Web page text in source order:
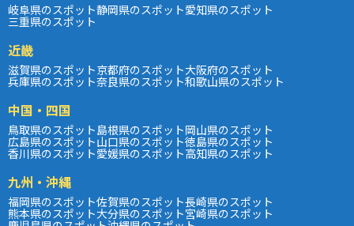
岐阜県のスポット静岡県のスポット愛知県のスポット
三重県のスポット
近畿
滋賀県のスポット京都府のスポット大阪府のスポット
兵庫県のスポット奈良県のスポット和歌山県のスポット
中国・四国
鳥取県のスポット島根県のスポット岡山県のスポット
広島県のスポット山口県のスポット徳島県のスポット
香川県のスポット愛媛県のスポット高知県のスポット
九州・沖縄
福岡県のスポット佐賀県のスポット長崎県のスポット
熊本県のスポット大分県のスポット宮崎県のスポット